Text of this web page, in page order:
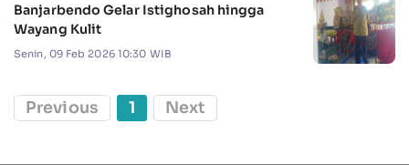
Banjarbendo Gelar Istighosah hingga
Wayang Kulit
Senin, 09 Feb 2026 10:30 WIB
Previous 1 Next